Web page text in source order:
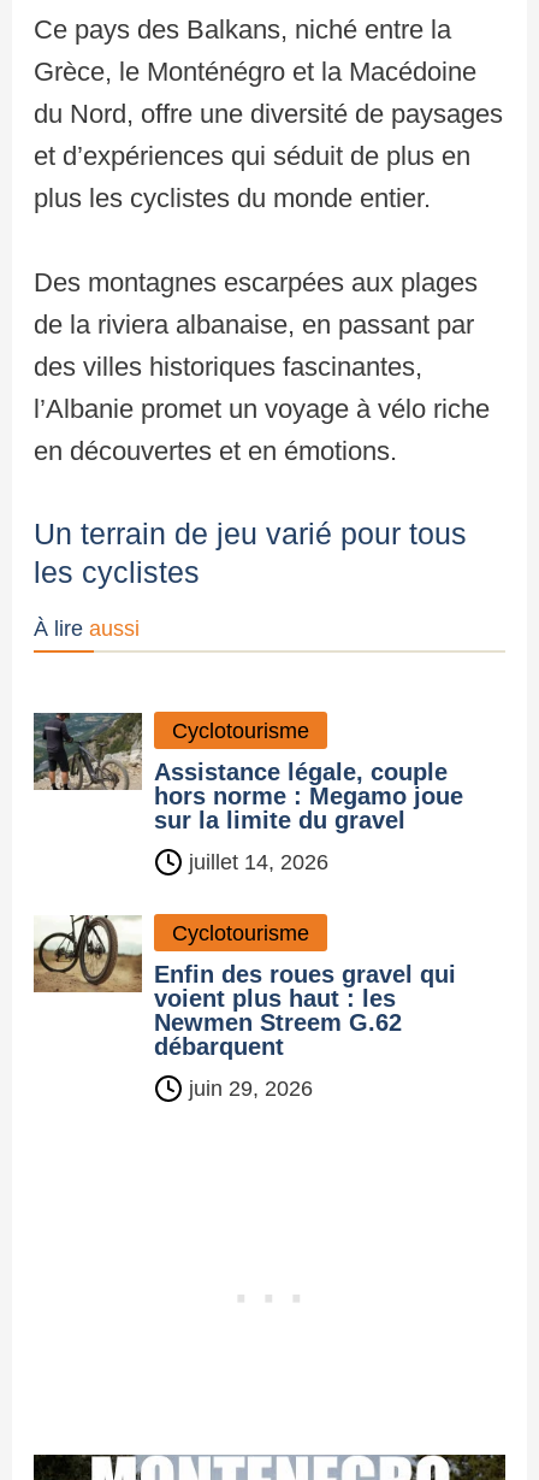
Ce pays des Balkans, niché entre la
Grèce, le Monténégro et la Macédoine
du Nord, offre une diversité de paysages
et d’expériences qui séduit de plus en
plus les cyclistes du monde entier.
Des montagnes escarpées aux plages
de la riviera albanaise, en passant par
des villes historiques fascinantes,
l’Albanie promet un voyage à vélo riche
en découvertes et en émotions.
Un terrain de jeu varié pour tous
les cyclistes
À lireaussi
Cyclotourisme
Assistance légale, couple
hors norme : Megamo joue
sur la limite du gravel
juillet 14, 2026
Cyclotourisme
Enfin des roues gravel qui
voient plus haut : les
Newmen Streem G.62
débarquent
juin 29, 2026